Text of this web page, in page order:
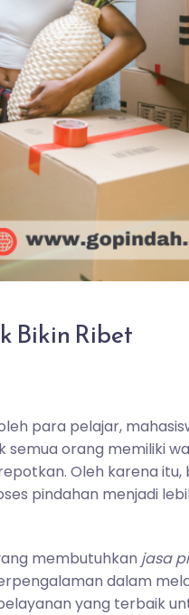
Bikin Ribet
para pelajar,
semua orang memiliki
Oleh karena itu,
pindahan menjadi
membutuhkan jasa
dalam
yang terbaik